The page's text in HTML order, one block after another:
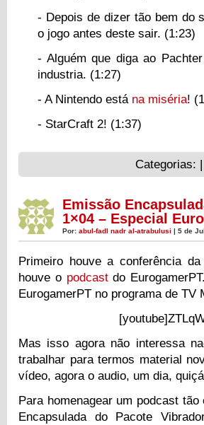
- Depois de dizer tão bem do
o jogo antes deste sair. (1:23)
- Alguém que diga ao
industria. (1:27)
- A Nintendo está na miséria!
- StarCraft 2! (1:37)
Categorias:
Emissão
1×04 – Especial
Por: abul-fadl nadr al-atrabulusi | 5 de
Primeiro houve a conferência
houve o podcastdo
EurogamerPT no programa de
Mas isso agora não interessa
trabalhar para termos material
vídeo, agora o audio, um dia,
Para homenagear um podcast
Encapsulada do Pacote